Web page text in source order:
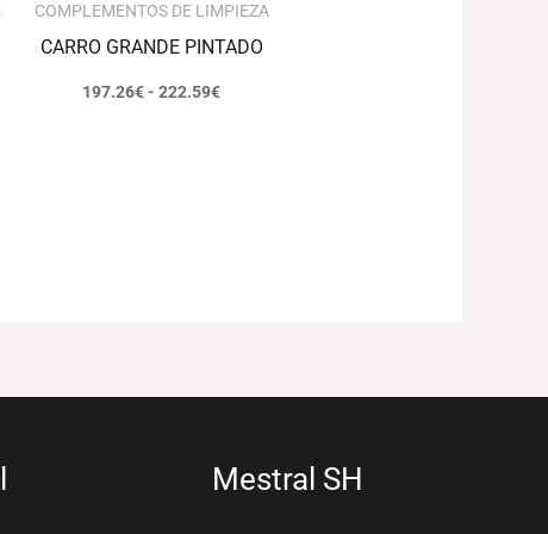
COMPLEMENTOS DE LIMPIEZA
CARRO GRANDE PINTADO
197.26€- 222.59€
Mestral SH